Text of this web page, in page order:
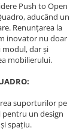
Push to Open
aducând un
Renunțarea la
inovator nu doar
modul, dar și
mobilierului.
suporturilor pe
pentru un design
spațiu.